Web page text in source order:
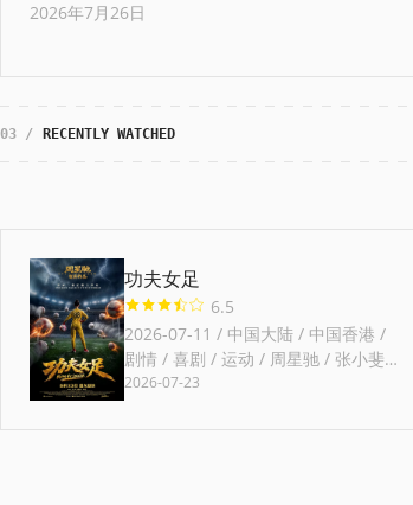
2026年7月26日
03 / RECENTLY WATCHED
功夫女足
6.5
2026-07-11 / 中国大陆 / 中国香港 /
剧情 / 喜剧 / 运动 / 周星驰 / 张小斐 /
迪丽热巴 / 张艺兴 / 刘嘉玲 / 佐藤健 /
2026-07-23